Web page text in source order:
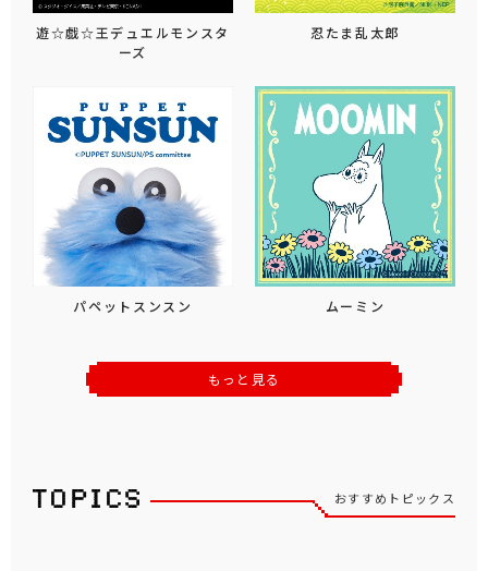
遊☆戯☆王デュエルモンスタ
ーズ
忍たま乱太郎
パペットスンスン ムーミン
もっと見る
おすすめトピックス